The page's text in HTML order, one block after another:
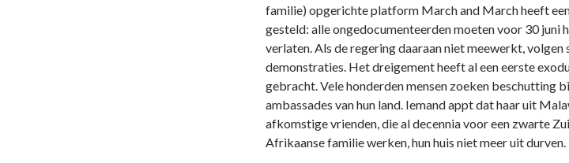
familie) opgerichte platform March and March heeft
gesteld: alle ongedocumenteerden moeten voor 30 juni
verlaten. Als de regering daaraan niet meewerkt, volgen
demonstraties. Het dreigement heeft al een eerste
gebracht. Vele honderden mensen zoeken beschutting
ambassades van hun land. Iemand appt dat haar uit
afkomstige vrienden, die al decennia voor een zwarte
Afrikaanse familie werken, hun huis niet meer uit durven.